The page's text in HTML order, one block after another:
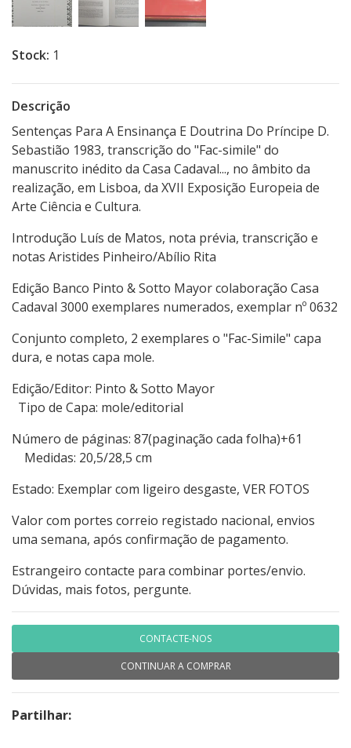
Stock: 1
Descrição
Sentenças Para A Ensinança E Doutrina Do Príncipe D.
Sebastião 1983, transcrição do "Fac-simile" do
manuscrito inédito da Casa Cadaval..., no âmbito da
realização, em Lisboa, da XVII Exposição Europeia de
Arte Ciência e Cultura.
Introdução Luís de Matos, nota prévia, transcrição e
notas Aristides Pinheiro/Abílio Rita
Edição Banco Pinto & Sotto Mayor colaboração Casa
Cadaval 3000 exemplares numerados, exemplar nº 0632
Conjunto completo, 2 exemplares o "Fac-Simile" capa
dura, e notas capa mole.
Edição/Editor: Pinto & Sotto Mayor
Tipo de Capa: mole/editorial
Número de páginas: 87(paginação cada folha)+61
Medidas: 20,5/28,5 cm
Estado: Exemplar com ligeiro desgaste, VER FOTOS
Valor com portes correio registado nacional, envios
uma semana, após confirmação de pagamento.
Estrangeiro contacte para combinar portes/envio.
Dúvidas, mais fotos, pergunte.
CONTACTE-NOS
CONTINUAR A COMPRAR
Partilhar: